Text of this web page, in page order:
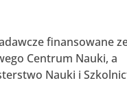
finansowane
Centrum Nauki, a
Nauki i